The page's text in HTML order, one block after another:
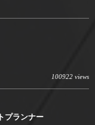
100922 views
プランナー